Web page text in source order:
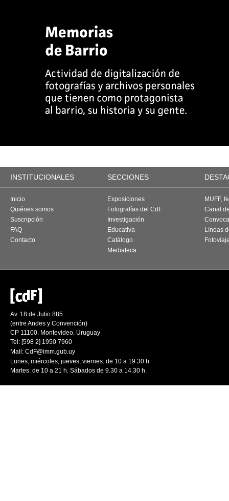
INSTITUCIONALES SECCIONES
Inicio
Quiénes somos
Suscripción
FAQ
Contacto
Exposiciones
Fotografías del CdF
Investigación
Educativa
Catálogo
Mediateca
MUFF,
Canal
Líneas
Av. 18 de Julio 885
(entre Andes y Convención)
CP 11100. Montevideo. Uruguay
Tel: [598 2] 1950 7960
Mail: CdF@imm.gub.uy
Lunes, miércoles, jueves, viernes: de 10 a 19.30 h.
Martes: de 10 a 21 h. Sábados de 9.30 a 14.30 h.